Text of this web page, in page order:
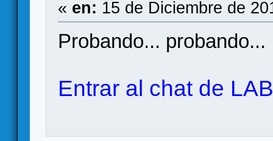
« en: 15 de Diciembre de
Probando... probando...
Entrar al chat de